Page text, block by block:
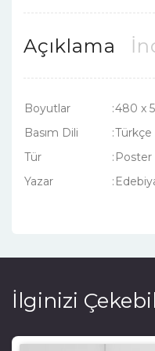
Açıklama
Boyutlar :480 x
Basım Dili
:Türkçe
Tür
: Poster
Yazar
:
İlginizi